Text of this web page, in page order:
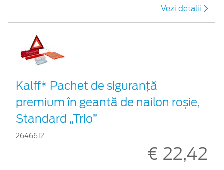
Vezi detalii
Kalff* Pachet de siguranţă
premium în geantă de nailon roșie,
Standard „Trio”
2646612
€ 22,42